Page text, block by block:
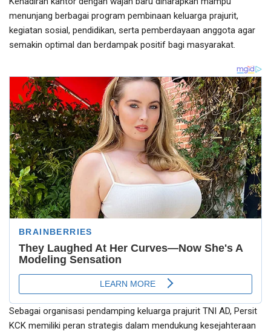
menunjang berbagai program pembinaan keluarga prajurit,
kegiatan sosial, pendidikan, serta pemberdayaan anggota agar
semakin optimal dan berdampak positif bagi masyarakat.
Sebagai organisasi pendamping keluarga prajurit TNI AD, Persit
KCK memiliki peran strategis dalam mendukung kesejahteraan